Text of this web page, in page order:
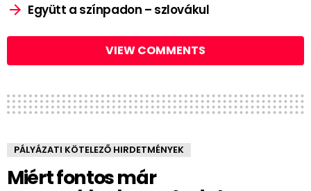
Együtt a színpadon – szlovákul
VIEW COMMENTS
PÁLYÁZATI KÖTELEZŐ HIRDETMÉNYEK
Miért fontos már